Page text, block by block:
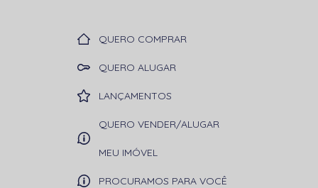
QUERO COMPRAR
QUERO ALUGAR
LANÇAMENTOS
QUERO VENDER/ALUGAR
MEU IMÓVEL
PROCURAMOS PARA VOCÊ